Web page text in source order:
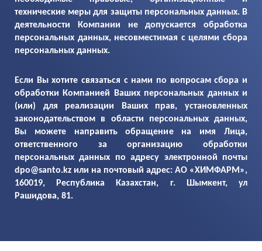
технические меры для защиты персональных данных. В
деятельности Компании не допускается обработка
персональных данных, несовместимая с целями сбора
персональных данных.
Если Вы хотите связаться с нами по вопросам сбора и
обработки Компанией Ваших персональных данных и
(или) для реализации Ваших прав, установленных
законодательством в области персональных данных,
Вы можете направить обращение на имя Лица,
ответственного за организацию обработки
персональных данных по адресу электронной почты
dpo@santo.kz или на почтовый адрес: АО «ХИМФАРМ»,
160019, Республика Казахстан, г. Шымкент, ул
Рашидова, 81.